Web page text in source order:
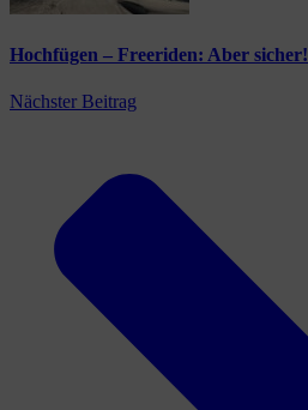
Hochfügen – Freeriden: Aber sicher!
Nächster Beitrag